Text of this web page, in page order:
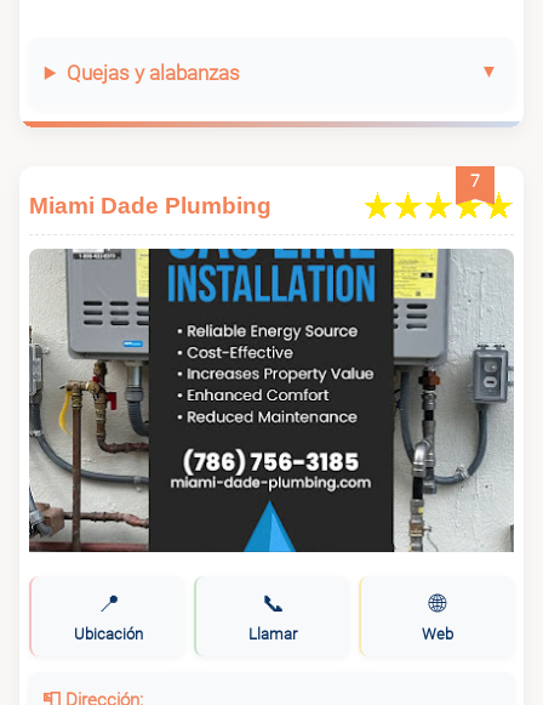
Quejas y alabanzas
7
Miami Dade Plumbing
📍
Ubicación
📞
Llamar
🌐
Web
📮 Dirección: